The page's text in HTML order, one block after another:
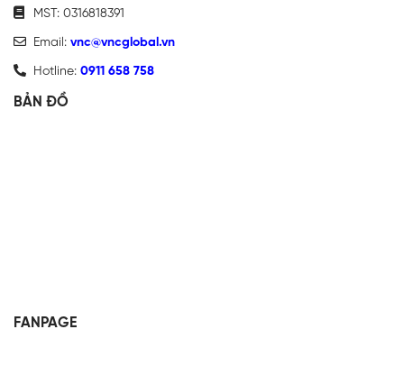
MST: 0316818391
Email: vnc@vncglobal.vn
Hotline: 0911 658 758
BẢN ĐỒ
FANPAGE